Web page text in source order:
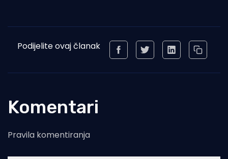
Podijelite ovaj članak
Komentari
Pravila komentiranja